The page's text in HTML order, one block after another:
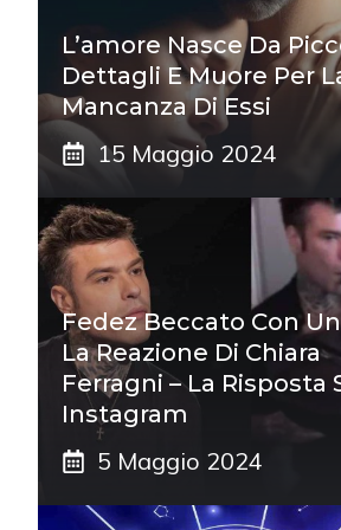
L’amore Nasce Da
Dettagli E Muore Per
Mancanza Di Essi
15 Maggio 2024
Fedez Beccato Con
La Reazione Di Chiara
Ferragni – La Risposta
Instagram
5 Maggio 2024